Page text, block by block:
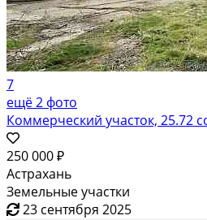
7
ещё 2 фото
Коммерческий участок, 25.72
250 000 ₽
Астрахань
Земельные участки
23 сентября 2025